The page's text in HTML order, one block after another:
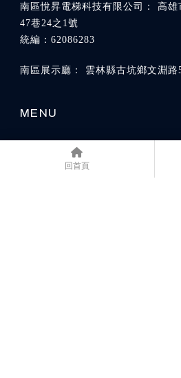
回首頁
雲林縣古坑鄉文淵路
高雄
47巷24之1號